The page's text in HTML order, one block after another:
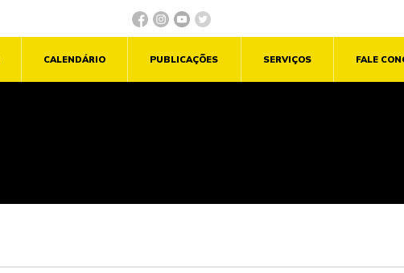
CALENDÁRIO PUBLICAÇÕES SERVIÇOS FALE